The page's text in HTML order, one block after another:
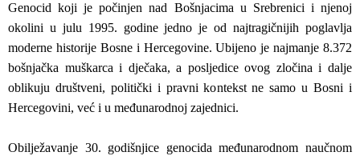
Genocid koji je počinjen nad Bošnjacima u Srebrenici i njenoj
okolini u julu 1995. godine jedno je od najtragičnijih poglavlja
moderne historije Bosne i Hercegovine. Ubijeno je najmanje 8.372
bošnjačka muškarca i dječaka, a posljedice ovog zločina i dalje
oblikuju društveni, politički i pravni kontekst ne samo u Bosni i
Hercegovini, već i u međunarodnoj zajednici.
Obilježavanje 30. godišnjice genocida međunarodnom naučnom